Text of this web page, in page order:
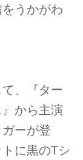
うかがわ
、『ター
から主演
ーが登
に黒のTシ